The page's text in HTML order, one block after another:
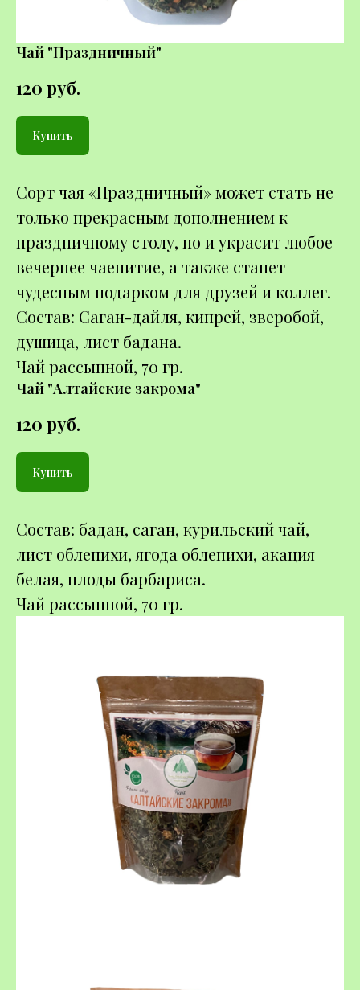
Чай "Праздничный"
120 руб.
Купить
Сорт чая «Праздничный» может стать не
только прекрасным дополнением к
праздничному столу, но и украсит любое
вечернее чаепитие, а также станет
чудесным подарком для друзей и коллег.
Состав: Саган-дайля, кипрей, зверобой,
душица, лист бадана.
Чай рассыпной, 70 гр.
Чай "Алтайские закрома"
120 руб.
Купить
Состав: бадан, саган, курильский чай,
лист облепихи, ягода облепихи, акация
белая, плоды барбариса.
Чай рассыпной, 70 гр.